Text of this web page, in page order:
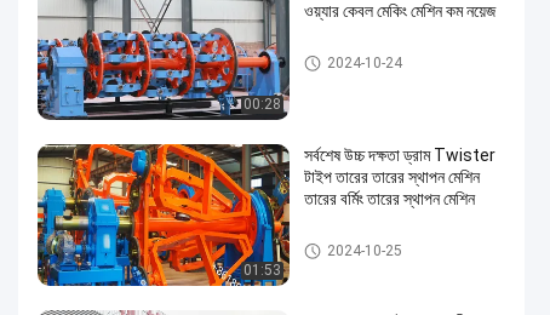
00:28
ওয়্যার কেবল মেকিং মেশিন কম নয়েজ
গ্রহ স্ট্রান্ডিং মেশিন
2024-10-24
01:53
সর্বশেষ উচ্চ দক্ষতা ড্রাম Twister
টাইপ তারের তারের স্থাপন মেশিন
তারের বর্মিং তারের স্থাপন মেশিন
মেশিন স্থাপন করা
2024-10-25